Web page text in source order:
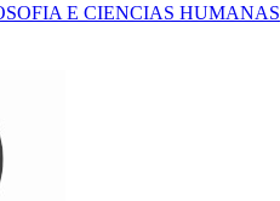
E CIENCIAS HUMANAS